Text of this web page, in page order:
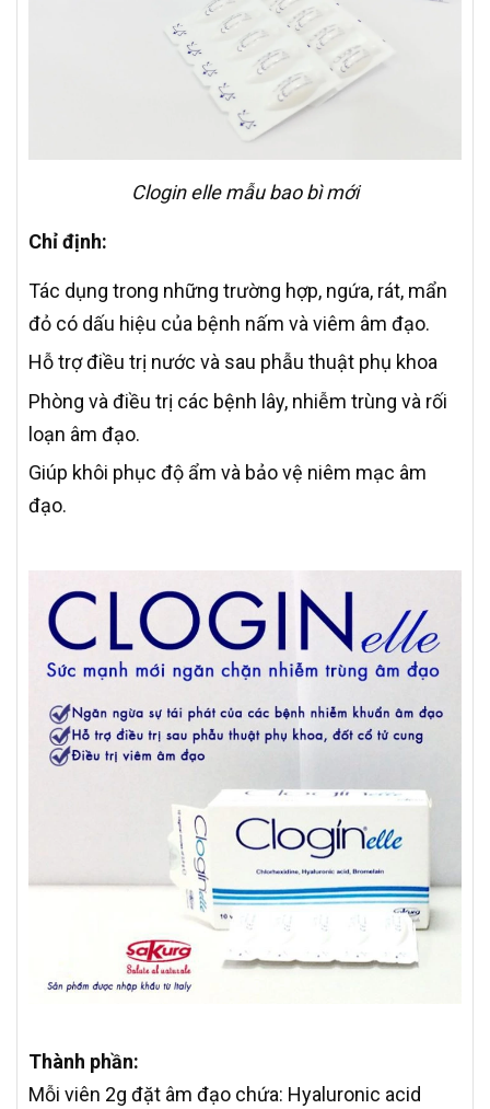
Clogin elle mẫu bao bì mới
Chỉ định:
Tác dụng trong những trường hợp, ngứa, rát, mẩn
đỏ có dấu hiệu của bệnh nấm và viêm âm đạo.
Hỗ trợ điều trị nước và sau phẫu thuật phụ khoa
Phòng và điều trị các bệnh lây, nhiễm trùng và rối
loạn âm đạo.
Giúp khôi phục độ ẩm và bảo vệ niêm mạc âm
đạo.
Thành phần:
Mỗi viên 2g đặt âm đạo chứa: Hyaluronic acid